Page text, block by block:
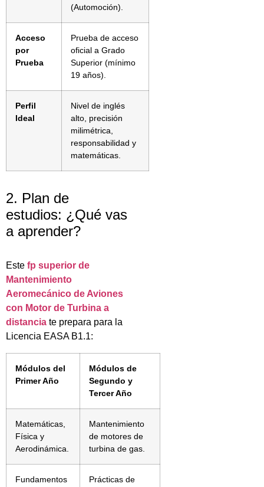
(Automoción).
Acceso
por
Prueba
Prueba de acceso
oficial a Grado
Superior (mínimo
19 años).
Perfil
Ideal
Nivel de inglés
alto, precisión
milimétrica,
responsabilidad y
matemáticas.
2. Plan de
estudios: ¿Qué vas
a aprender?
Este fp superior de
Mantenimiento
Aeromecánico de Aviones
con Motor de Turbina a
distancia te prepara para la
Licencia EASA B1.1:
Módulos del
Primer Año
Módulos de
Segundo y
Tercer Año
Matemáticas,
Física y
Aerodinámica.
Mantenimiento
de motores de
turbina de gas.
Fundamentos
Prácticas de